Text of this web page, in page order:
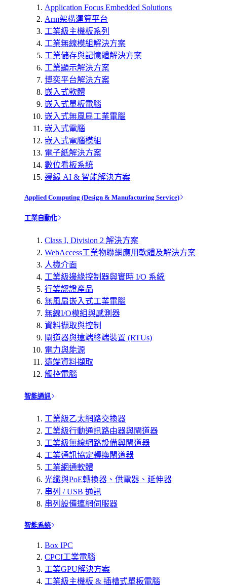
Application Focus Embedded Solutions
Arm架構運算平台
工業級主機板系列
工業無線模組解決方案
工業儲存與記憶體解決方案
工業顯示解決方案
博奕平台解決方案
嵌入式軟體
嵌入式單板電腦
嵌入式無風扇工業電腦
嵌入式電腦
嵌入式電腦模組
電子紙解決方案
數位看板系統
邊緣 AI & 智能解決方案
Applied Computing (Design & Manufacturing Service)
工業自動化
Class I, Division 2 解決方案
WebAccess工業物聯網應用軟體及解決方案
人機介面
工業級邊緣控制器與實時 I/O 系統
行業認證產品
無風扇嵌入式工業電腦
無線I/O模組與感測器
資料擷取與控制
閘道器與遠端終端裝置 (RTUs)
電力與能源
遠端資料擷取
觸控電腦
智能通訊
工業級乙太網路交換器
工業級行動通訊路由器與閘道器
工業級無線網路設備與閘道器
工業通訊協定轉換閘道器
工業網通軟體
光纖與PoE轉換器、供電器、延伸器
串列 / USB 通訊
串列設備連網伺服器
智能系統
Box IPC
CPCI工業電腦
工業GPU解決方案
工業級主機板 & 插槽式單板電腦